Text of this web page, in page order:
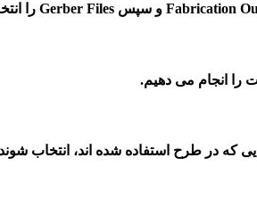
انجام می دهیم.
که در طرح استفاده شده اند، انتخاب شوند